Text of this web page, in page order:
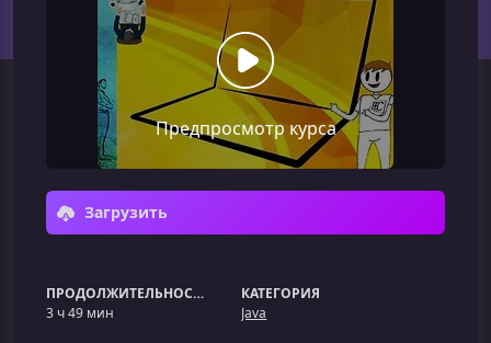
Предпросмотр курса
Загрузить
ПРОДОЛЖИТЕЛЬНОСТЬ
3 ч 49 мин
КАТЕГОРИЯ
Java